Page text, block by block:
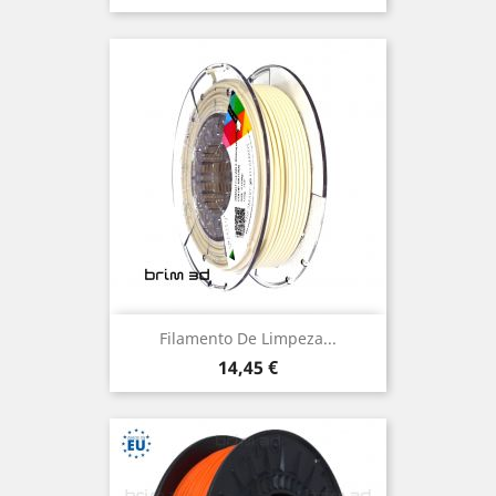
Filamento De Limpeza...
Preço
14,45 €